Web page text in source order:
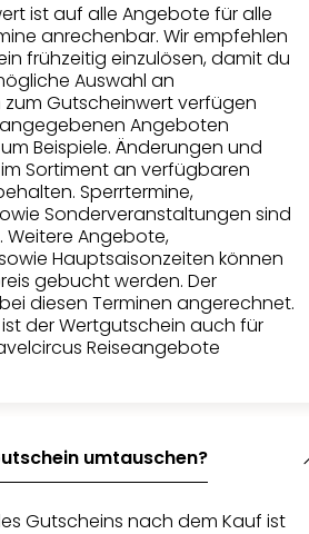
ist auf alle Angebote für alle
anrechenbar. Wir empfehlen
frühzeitig einzulösen, damit du
Auswahl an
zum Gutscheinwert verfügen
Angeboten
Beispiele. Änderungen und
Sortiment an verfügbaren
Sperrtermine,
Sonderveranstaltungen sind
Angebote,
Hauptsaisonzeiten können
gebucht werden. Der
diesen Terminen angerechnet.
der Wertgutschein auch für
Reiseangebote
umtauschen?
Gutscheins nach dem Kauf ist